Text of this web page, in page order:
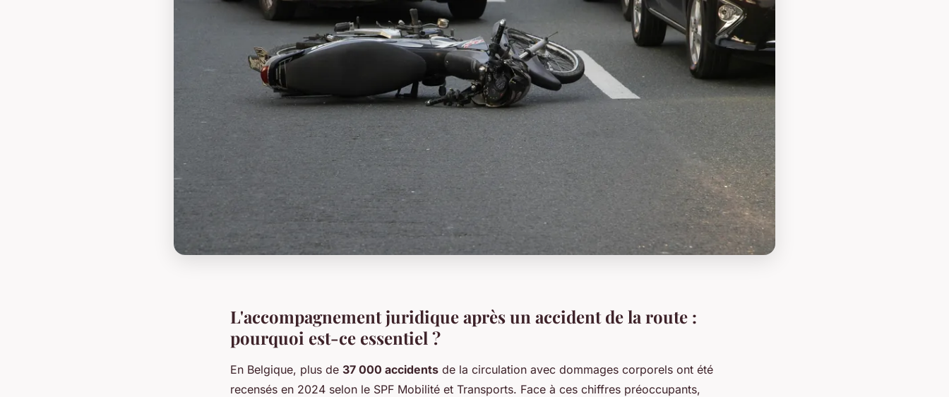
L'accompagnement juridique après un accident de la route :
pourquoi est-ce essentiel ?
En Belgique, plus de 37 000 accidents de la circulation avec dommages corporels ont été
recensés en 2024 selon le SPF Mobilité et Transports. Face à ces chiffres préoccupants,